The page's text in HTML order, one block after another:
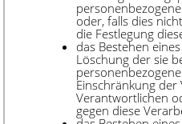
oder, falls dies
die Festlegung
das Bestehen
Löschung der sie
Einschränkung
Verantwortlichen
gegen diese